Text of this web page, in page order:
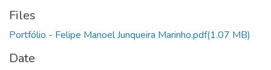
Files
Portfólio - Felipe Manoel Junqueira Marinho.pdf(1.07 MB)
Date